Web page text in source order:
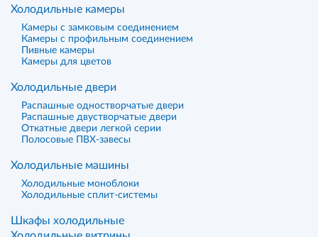
Холодильные камеры
Камеры с замковым соединением
Камеры с профильным соединением
Пивные камеры
Камеры для цветов
Холодильные двери
Распашные одностворчатые двери
Распашные двустворчатые двери
Откатные двери легкой серии
Полосовые ПВХ-завесы
Холодильные машины
Холодильные моноблоки
Холодильные сплит-системы
Шкафы холодильные